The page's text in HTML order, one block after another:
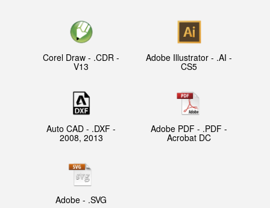
Corel Draw - .CDR -
V13
Adobe Illustrator - .AI -
CS5
Auto CAD - .DXF -
2008, 2013
Adobe PDF - .PDF -
Acrobat DC
Adobe - .SVG